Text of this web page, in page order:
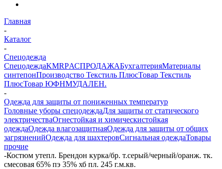
Главная
-
Каталог
-
Спецодежда
СпецодеждаKMRPАСПРОДАЖАБухгалтерияМатериалы
синтепонПроизводство Текстиль ПлюсТовар Текстиль
ПлюсТовар ЮФНМУДАЛЕН.
-
Одежда для защиты от пониженных температур
Головные уборы спецодеждаДля защиты от статического
электричестваОгнестойкая и химическистойкая
одеждаОдежда влагозащитнаяОдежда для защиты от общих
загрязненийОдежда для шахтеровСигнальная одеждаТовары
прочие
-Костюм утепл. Брендон курка/бр. т.серый/черный/оранж. тк.
смесовая 65% пэ 35% хб пл. 245 г.м.кв.